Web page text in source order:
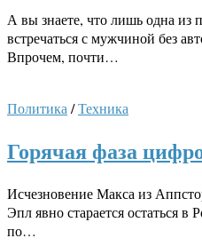
А вы знаете, что лишь одна из
встречаться с мужчиной без
Впрочем, почти…
Политика /Техника
Горячая фаза
Исчезновение Макса из
Эпл явно старается остаться в
по…